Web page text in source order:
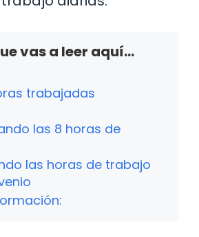
vas a leer aquí...
trabajadas
las 8 horas de
las horas de trabajo